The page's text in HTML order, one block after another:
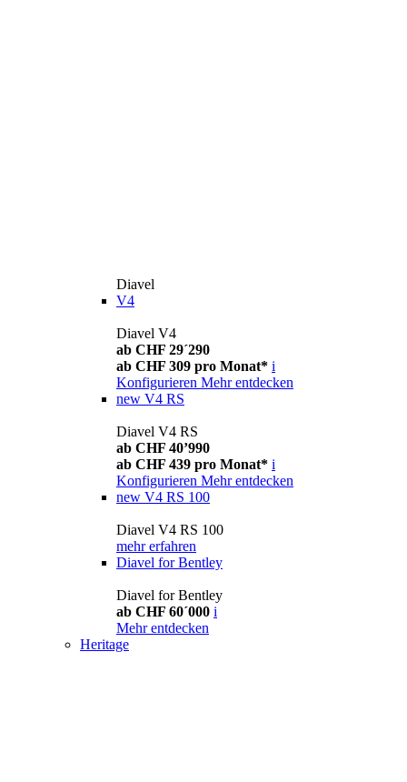
Diavel
V4
Diavel V4
ab CHF 29´290
ab CHF 309 pro Monat* i
Konfigurieren Mehr entdecken
new V4 RS
Diavel V4 RS
ab CHF 40’990
ab CHF 439 pro Monat* i
Konfigurieren Mehr entdecken
new V4 RS 100
Diavel V4 RS 100
mehr erfahren
Diavel for Bentley
Diavel for Bentley
ab CHF 60´000 i
Mehr entdecken
Heritage